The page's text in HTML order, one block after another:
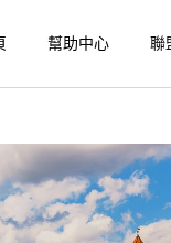
幫助中心 聯
eSIM 的優